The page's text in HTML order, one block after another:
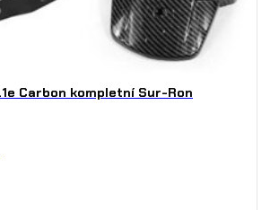
Carbon kompletní Sur-Ron